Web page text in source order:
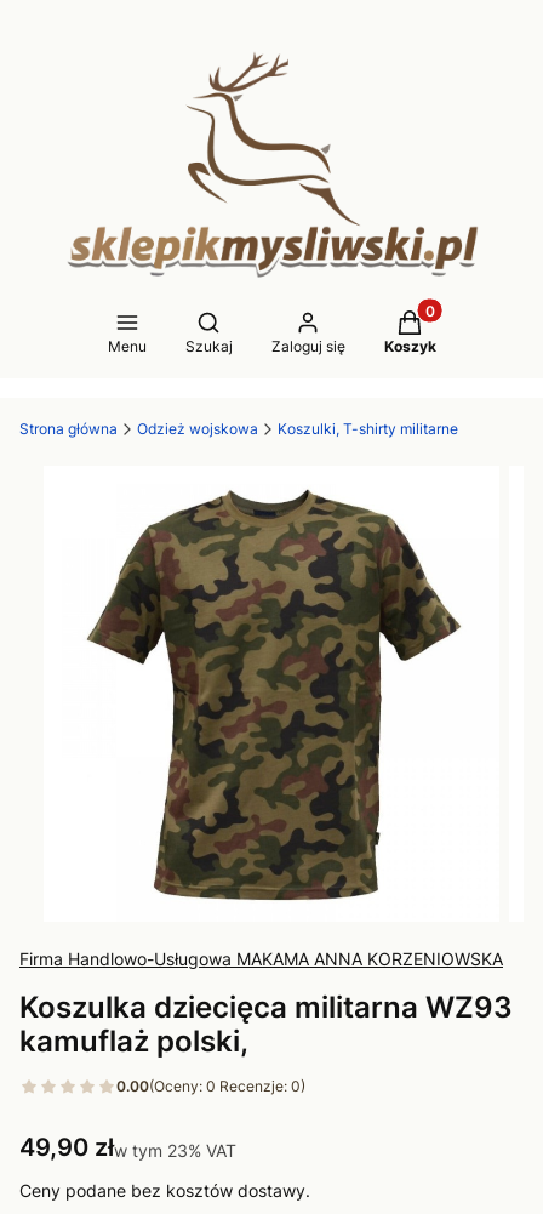
Menu
Otwórz wyszukiwarkę
Szukaj Zaloguj się
Produkty w
Koszyk
Strona główna Odzież wojskowa Koszulki, T-shirty militarne
Firma Handlowo-Usługowa MAKAMA ANNA KORZENIOWSKA
Koszulka dziecięca militarna WZ93
kamuflaż polski,
0.00(Oceny: 0 Recenzje: 0)
Cena
49,90 złw tym 23% VAT
w tym 23% VAT
Ceny podane bez kosztów dostawy.